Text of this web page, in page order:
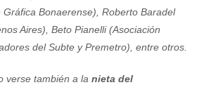
Bonaerense), Roberto Baradel
Aires), Beto Pianelli (Asociación
del Subte y Premetro), entre otros.
verse también a la nieta del